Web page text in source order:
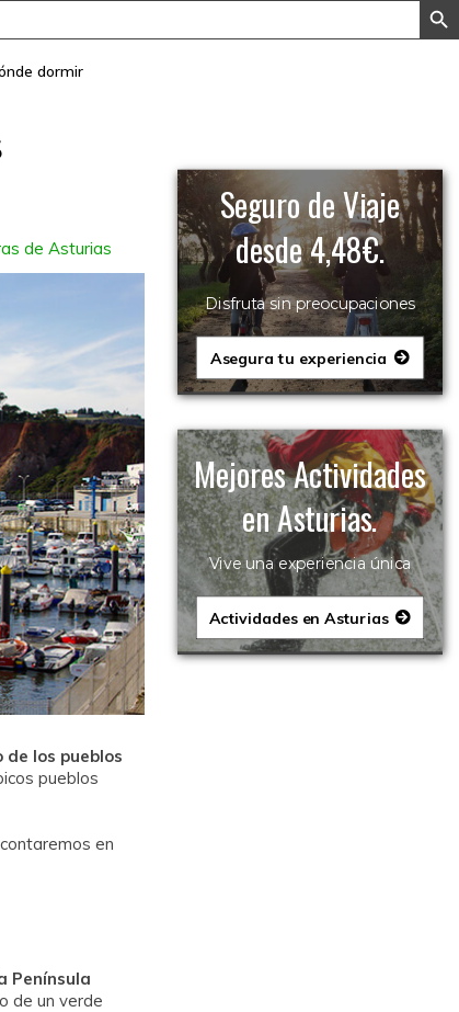
dormir
de Asturias
los pueblos
pueblos
en
Península
de un verde
Seguro de Viaje
desde 4,48€.
Disfruta sin preocupaciones
Asegura tu experiencia
Mejores Actividades
en Asturias.
Vive una experiencia única
Actividades en Asturias